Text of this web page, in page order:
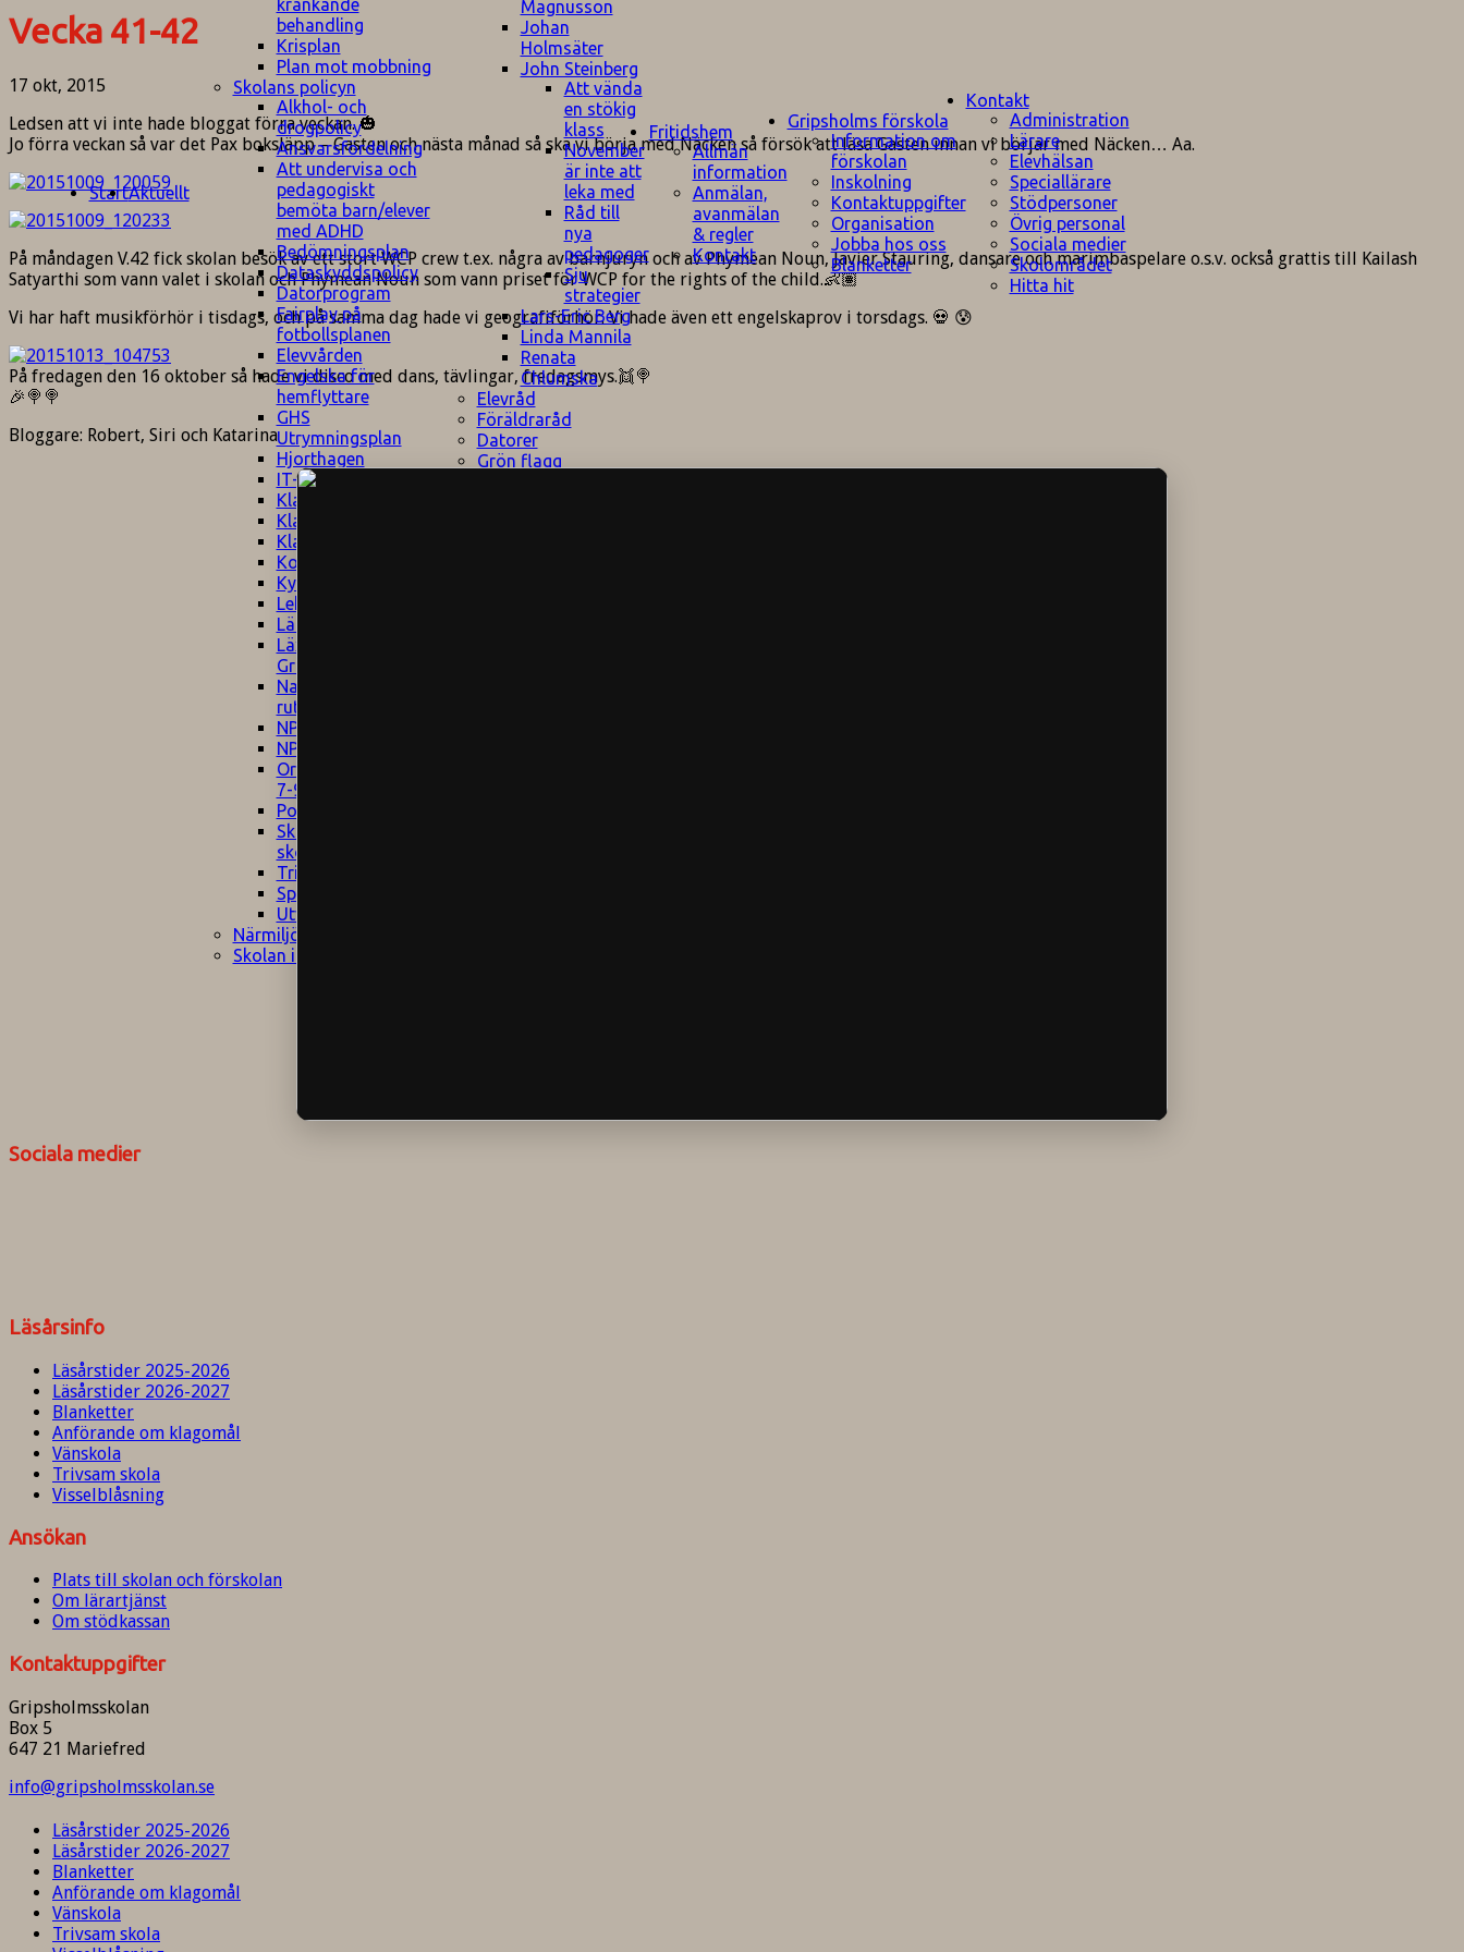
StartAktuellt
kränkande
behandling
Krisplan
Plan mot mobbning
Skolans policyn
Alkhol- och
drogpolicy
Ansvarsfördelning
Att undervisa och
pedagogiskt
bemöta barn/elever
med ADHD
Bedömningsplan
Dataskyddspolicy
Datorprogram
Fairplay på
fotbollsplanen
Elevvården
Engelska för
hemflyttare
GHS
Utrymningsplan
Hjorthagen
IT-policy
Klagomålspolicy
Klassföräldramöte
Klassutflykter
Konsekvenstrappa
Kyrkobesök
Lektionsanalys
Läromedelspolicy
Läxor på
Gripsholmsskolan
Nationella prov,
rutiner
NPF-certifirering 1
NPF certifiering 2
Ordningsregler åk
7-9
Policy om prövning
Skada under
skoltid
Trivselregler
Specialundervisning
Utvecklingssamtal
Närmiljön
Skolan i media
Magnusson
Johan
Holmsäter
John Steinberg
Att vända
en stökig
klass
November
är inte att
leka med
Råd till
nya
pedagoger
Sju
strategier
Lars-Eric Berg
Linda Mannila
Renata
Chlumska
Elevråd
Föräldraråd
Datorer
Grön flagg
Fritidshem
Allmän
information
Anmälan,
avanmälan
& regler
Kontakt
Gripsholms förskola
Information om
förskolan
Inskolning
Kontaktuppgifter
Organisation
Jobba hos oss
Blanketter
Kontakt
Administration
Lärare
Elevhälsan
Speciallärare
Stödpersoner
Övrig personal
Sociala medier
Skolområdet
Hitta hit
Vecka 41-42
17 okt, 2015
Ledsen att vi inte hade bloggat förra veckan. 🎃
Jo förra veckan så var det Pax boksläpp – Gasten och nästa månad så ska vi börja med Näcken så försök att läsa Gasten innan vi börjar med Näcken… Aa.
På måndagen V.42 fick skolan besök av ett stort WCP crew t.ex. några av barnjuryn och av Phymean Noun, Javier Stauring, dansare och marimbaspelare o.s.v. också grattis till Kailash
Satyarthi som vann valet i skolan och Phymean Noun som vann priset för WCP for the rights of the child.👶🏽
Vi har haft musikförhör i tisdags, och på samma dag hade vi geografiförhör. Vi hade även ett engelskaprov i torsdags. 💀 😰
På fredagen den 16 oktober så hade vi disco med dans, tävlingar, fredagsmys.👯🍭
🎉🍭🍭
Bloggare: Robert, Siri och Katarina
Sociala medier
Läsårsinfo
Läsårstider 2025-2026
Läsårstider 2026-2027
Blanketter
Anförande om klagomål
Vänskola
Trivsam skola
Visselblåsning
Ansökan
Plats till skolan och förskolan
Om lärartjänst
Om stödkassan
Kontaktuppgifter
Gripsholmsskolan
Box 5
647 21 Mariefred
info@gripsholmsskolan.se
Läsårstider 2025-2026
Läsårstider 2026-2027
Blanketter
Anförande om klagomål
Vänskola
Trivsam skola